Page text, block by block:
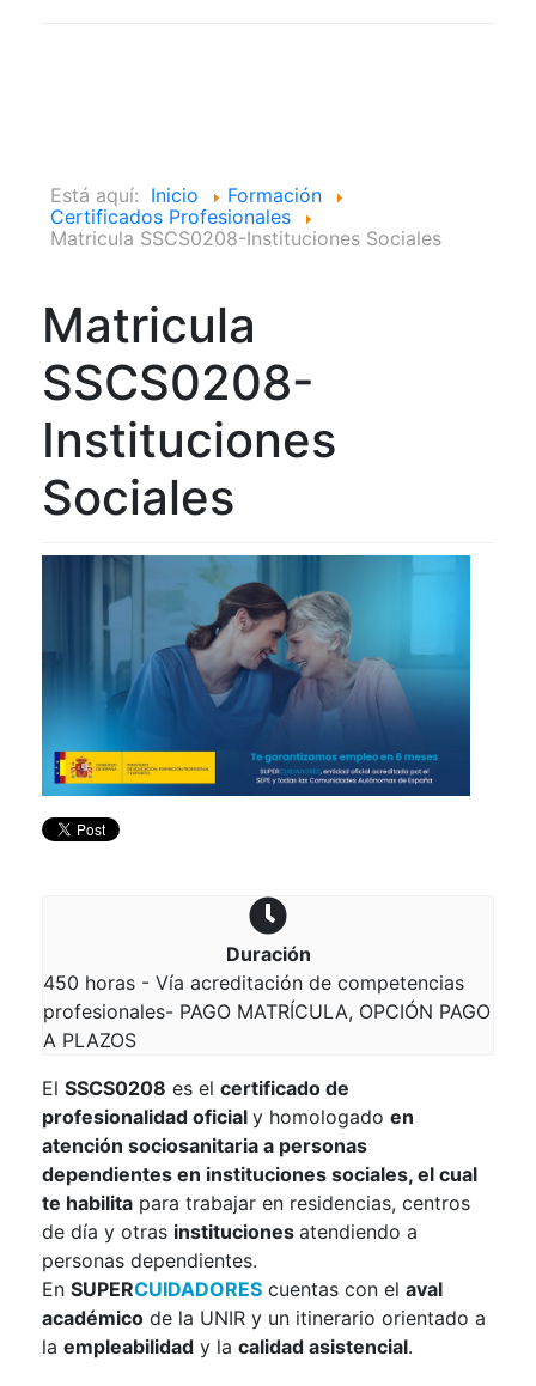
Está aquí: Inicio
Formación
Certificados Profesionales
Matricula SSCS0208-Instituciones Sociales
Matricula
SSCS0208-
Instituciones
Sociales
Duración
450 horas - Vía acreditación de competencias
profesionales- PAGO MATRÍCULA, OPCIÓN PAGO
A PLAZOS
El SSCS0208 es el certificado de
profesionalidad oficial y homologado en
atención sociosanitaria a personas
dependientes en instituciones sociales, el cual
te habilita para trabajar en residencias, centros
de día y otras instituciones atendiendo a
personas dependientes.
En SUPERCUIDADORES cuentas con el aval
académico de la UNIR y un itinerario orientado a
la empleabilidad y la calidad asistencial.